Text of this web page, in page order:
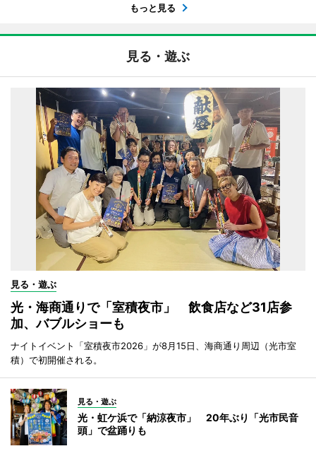
もっと見る
見る・遊ぶ
見る・遊ぶ
光・海商通りで「室積夜市」 飲食店など31店参
加、バブルショーも
ナイトイベント「室積夜市2026」が8月15日、海商通り周辺（光市室
積）で初開催される。
見る・遊ぶ
光・虹ケ浜で「納涼夜市」 20年ぶり「光市民音
頭」で盆踊りも